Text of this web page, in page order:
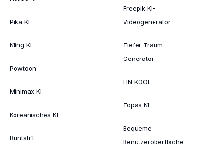
Pika KI
Kling KI
Powtoon
Minimax KI
Koreanisches KI
Buntstift
Freepik KI-
Videogenerator
Tiefer Traum
Generator
EIN KOOL
Topas KI
Bequeme
Benutzeroberfläche